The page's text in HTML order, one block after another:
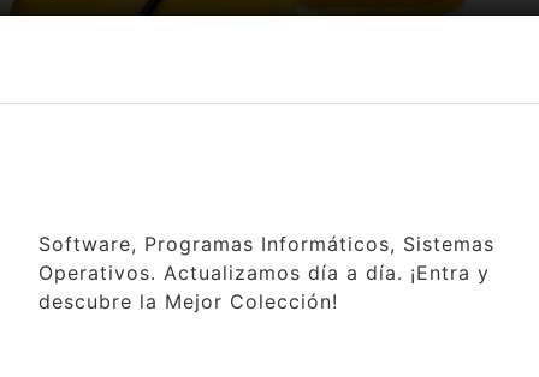
Software, Programas Informáticos, Sistemas
Operativos. Actualizamos día a día. ¡Entra y
descubre la Mejor Colección!